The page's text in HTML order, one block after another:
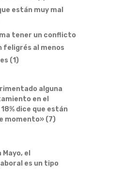
están muy mal
tener un conflicto
feligrés al menos
(1)
alguna
en el
dice que están
momento» (7)
el
es un tipo